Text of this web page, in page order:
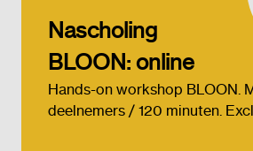
Nascholing
BLOON: online
Hands-on workshop BLOON.
deelnemers / 120 minuten.